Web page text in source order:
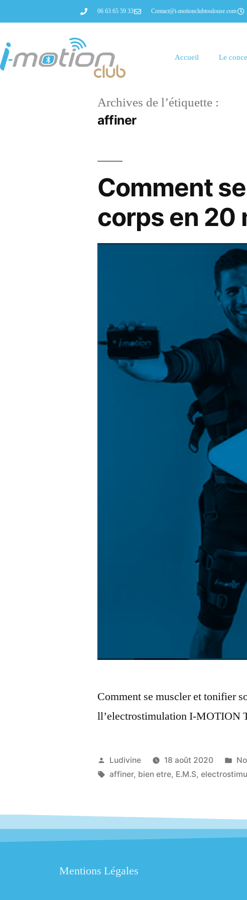
06 63 65 59 33 Contact@i-motionclubtoulouse.com
Accueil Le
Archives de l’étiquette :
affiner
Comment
corps en 20
Comment se muscler et tonifier
ll’electrostimulation I-MOTION
Ludivine 18 août 2020
affiner, bien etre, E.M.S,
Mentions Légales